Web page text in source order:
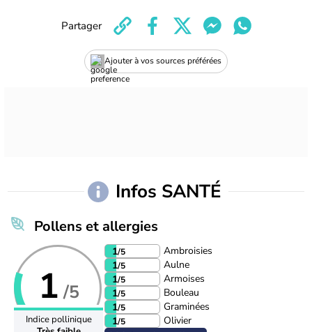
Ajouter à vos sources préférées
Partager
Infos SANTÉ
Pollens et allergies
1 /5
Indice pollinique
1/5
Ambroisies
1/5
Aulne
1/5
Armoises
1/5
Bouleau
1/5
Graminées
1/5
Olivier